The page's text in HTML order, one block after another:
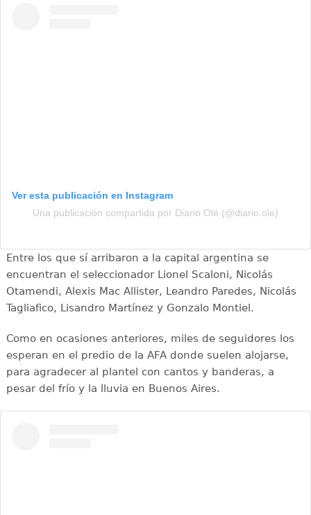
Ver esta publicación en Instagram
Una publicación compartida por Diario Olé (@diario.ole)
Entre los que sí arribaron a la capital argentina se
encuentran el seleccionador Lionel Scaloni, Nicolás
Otamendi, Alexis Mac Allister, Leandro Paredes, Nicolás
Tagliafico, Lisandro Martínez y Gonzalo Montiel.
Como en ocasiones anteriores, miles de seguidores los
esperan en el predio de la AFA donde suelen alojarse,
para agradecer al plantel con cantos y banderas, a
pesar del frío y la lluvia en Buenos Aires.